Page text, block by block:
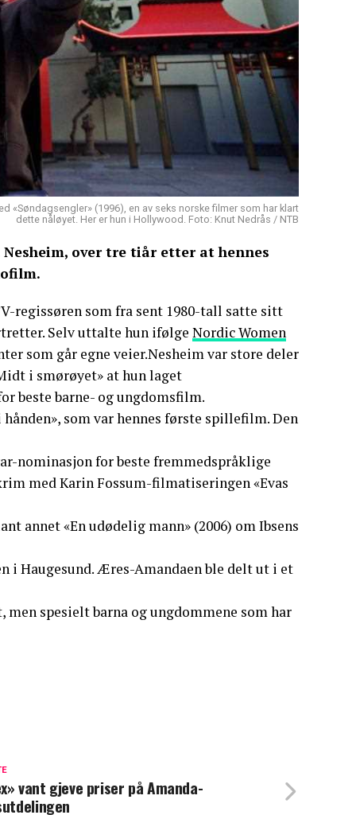
«Søndagsengler» (1996), en av seks norske filmer som har klart
dette nåløyet. Her er hun i Hollywood. Foto: Knut Nedrås / NTB
over tre tiår etter at hennes
regissøren som fra sent 1980-tall satte sitt
Selv uttalte hun ifølge Nordic Women
som går egne veier.Nesheim var store deler
i smørøyet» at hun laget
beste barne- og ungdomsfilm.
som var hennes første spillefilm. Den
nominasjon for beste fremmedspråklige
med Karin Fossum-filmatiseringen «Evas
annet «En udødelig mann» (2006) om Ibsens
i Haugesund. Æres-Amandaen ble delt ut i et
spesielt barna og ungdommene som har
vant gjeve priser på Amanda-